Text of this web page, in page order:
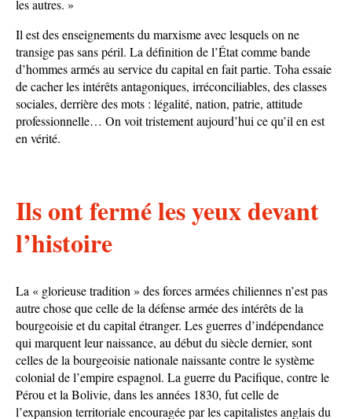
les autres. »
Il est des enseignements du marxisme avec lesquels on ne
transige pas sans péril. La définition de l’État comme bande
d’hommes armés au service du capital en fait partie. Toha essaie
de cacher les intérêts antagoniques, irréconciliables, des classes
sociales, derrière des mots : légalité, nation, patrie, attitude
professionnelle… On voit tristement aujourd’hui ce qu’il en est
en vérité.
Ils ont fermé les yeux devant
l’histoire
La « glorieuse tradition » des forces armées chiliennes n’est pas
autre chose que celle de la défense armée des intérêts de la
bourgeoisie et du capital étranger. Les guerres d’indépendance
qui marquent leur naissance, au début du siècle dernier, sont
celles de la bourgeoisie nationale naissante contre le système
colonial de l’empire espagnol. La guerre du Pacifique, contre le
Pérou et la Bolivie, dans les années 1830, fut celle de
l’expansion territoriale encouragée par les capitalistes anglais du